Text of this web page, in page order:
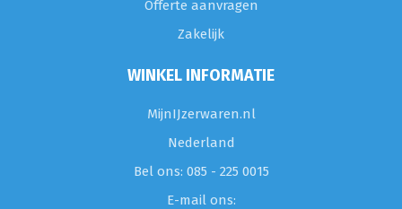
Offerte aanvragen
Zakelijk
WINKEL INFORMATIE
MijnIJzerwaren.nl
Nederland
Bel ons: 085 - 225 0015
E-mail ons: